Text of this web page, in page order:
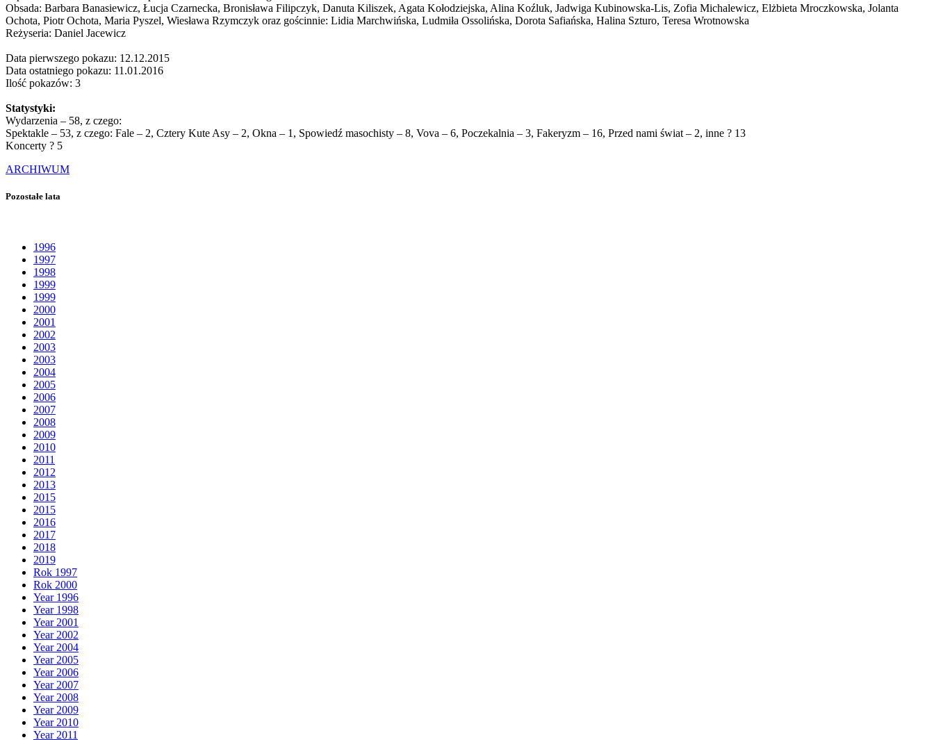
Obsada: Barbara Banasiewicz, Łucja Czarnecka, Bronisława Filipczyk, Danuta Kiliszek, Agata Kołodziejska, Alina Koźluk, Jadwiga Kubinowska-Lis, Zofia Michalewicz, Elżbieta Mroczkowska, Jolanta
Ochota, Piotr Ochota, Maria Pyszel, Wiesława Rzymczyk oraz gościnnie: Lidia Marchwińska, Ludmiła Ossolińska, Dorota Safiańska, Halina Szturo, Teresa Wrotnowska
Reżyseria: Daniel Jacewicz
Data pierwszego pokazu: 12.12.2015
Data ostatniego pokazu: 11.01.2016
Ilość pokazów: 3
Statystyki:
Wydarzenia – 58, z czego:
Spektakle – 53, z czego: Fale – 2, Cztery Kute Asy – 2, Okna – 1, Spowiedź masochisty – 8, Vova – 6, Poczekalnia – 3, Fakeryzm – 16, Przed nami świat – 2, inne ? 13
Koncerty ? 5
ARCHIWUM
Pozostałe lata
1996
1997
1998
1999
1999
2000
2001
2002
2003
2003
2004
2005
2006
2007
2008
2009
2010
2011
2012
2013
2015
2015
2016
2017
2018
2019
Rok 1997
Rok 2000
Year 1996
Year 1998
Year 2001
Year 2002
Year 2004
Year 2005
Year 2006
Year 2007
Year 2008
Year 2009
Year 2010
Year 2011